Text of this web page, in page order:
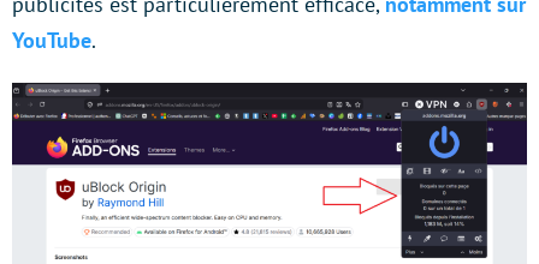
YouTube.